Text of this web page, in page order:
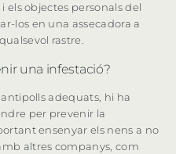
els objectes personals del
los en una assecadora a
rastre.
una infestació?
adequats, hi ha
per prevenir la
ensenyar els nens a no
altres companys, com